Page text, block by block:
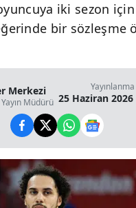
iki sezon
bir sözleşme
Merkezi
Müdürü
Yayınlanma
25 Haziran 2026